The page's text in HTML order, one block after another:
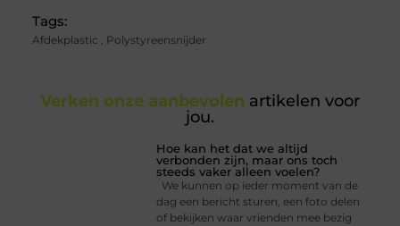
Tags:
Afdekplastic , Polystyreensnijder
Verken onze aanbevolen artikelen voor
jou.
Hoe kan het dat we altijd
verbonden zijn, maar ons toch
steeds vaker alleen voelen?
We kunnen op ieder moment van de
dag een bericht sturen, een foto delen
of bekijken waar vrienden mee bezig